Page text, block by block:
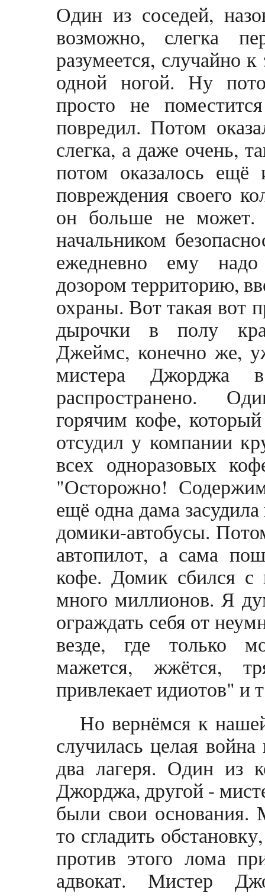
Один из соседей,
возможно, слегка
разумеется, случайно
одной ногой. Ну
просто не
повредил. Потом
слегка, а даже очень,
потом оказалось ещё
повреждения своего
он больше не
начальником
ежедневно ему
дозором территорию,
охраны. Вот такая вот
дырочки в полу
Джеймс, конечно же,
мистера Джорджа
распространено.
горячим кофе,
отсудил у компании
всех одноразовых
"Осторожно!
ещё одна дама
домики-автобусы.
автопилот, а сама
кофе. Домик сбился с
много миллионов. Я
ограждать себя от
везде, где только
мажется, жжётся,
привлекает идиотов" и
Но вернёмся к
случилась целая
два лагеря. Один из
Джорджа, другой -
были свои основания.
то сгладить
против этого лома
адвокат. Мистер